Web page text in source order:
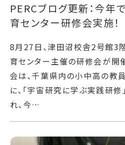
PERCブログ更新：今年
育センター研修会実施！
8月27日、津田沼校舎2号館3
育センター主催の研修会が開
会は、千葉県内の小中高の教
に、「宇宙研究に学ぶ実践研修
れ、今…